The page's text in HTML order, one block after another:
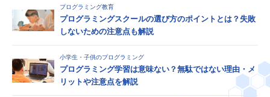
プログラミング教育
プログラミングスクールの選び方のポイントとは？失敗
しないための注意点も解説
小学生・子供のプログラミング
プログラミング学習は意味ない？無駄ではない理由・メ
リットや注意点を解説